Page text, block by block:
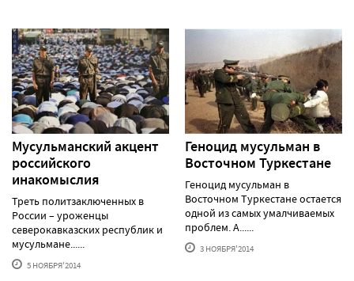
Мусульманский акцент
российского
инакомыслия
Треть политзаключенных в
России – уроженцы
северокавказских республик и
мусульмане......
5 НОЯБРЯ'2014
Геноцид мусульман в
Восточном Туркестане
Геноцид мусульман в
Восточном Туркестане остается
одной из самых умалчиваемых
проблем. А......
3 НОЯБРЯ'2014